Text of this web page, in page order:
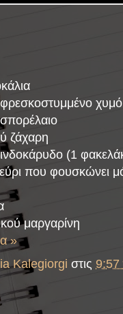
ζάχαρη
(1
που φουσκώνει
μαργαρίνη
»
Kalegiorgi στις